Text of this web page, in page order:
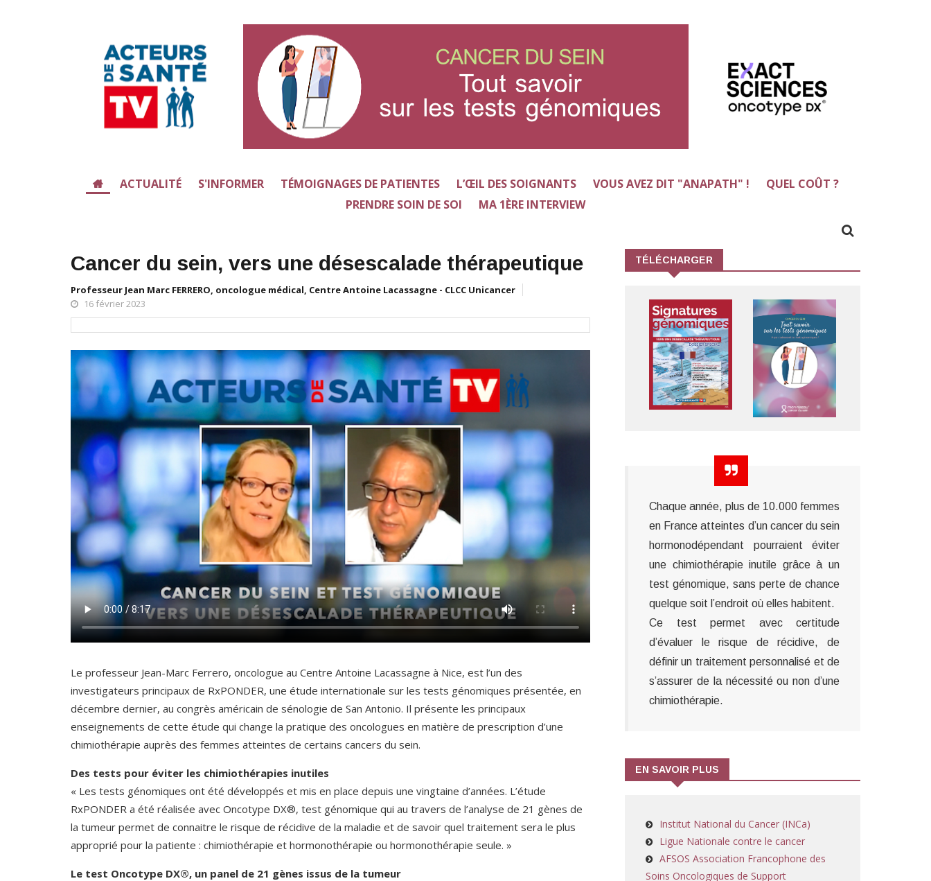
ACTUALITÉ S'INFORMER TÉMOIGNAGES DE PATIENTES L’ŒIL DES SOIGNANTS VOUS AVEZ DIT "ANAPATH" !
QUEL COÛT ?
PRENDRE SOIN DE SOI
MA 1ÈRE INTERVIEW
Cancer du sein, vers une désescalade thérapeutique
Professeur Jean Marc FERRERO, oncologue médical, Centre Antoine Lacassagne - CLCC Unicancer
16 février 2023
Le professeur Jean-Marc Ferrero, oncologue au Centre Antoine Lacassagne à Nice, est l’un des
investigateurs principaux de RxPONDER, une étude internationale sur les tests génomiques présentée, en
décembre dernier, au congrès américain de sénologie de San Antonio. Il présente les principaux
enseignements de cette étude qui change la pratique des oncologues en matière de prescription d’une
chimiothérapie auprès des femmes atteintes de certains cancers du sein.
Des tests pour éviter les chimiothérapies inutiles
« Les tests génomiques ont été développés et mis en place depuis une vingtaine d’années. L’étude
RxPONDER a été réalisée avec Oncotype DX®, test génomique qui au travers de l’analyse de 21 gènes de
la tumeur permet de connaitre le risque de récidive de la maladie et de savoir quel traitement sera le plus
approprié pour la patiente : chimiothérapie et hormonothérapie ou hormonothérapie seule. »
Le test Oncotype DX®, un panel de 21 gènes issus de la tumeur
TÉLÉCHARGER
Chaque année, plus de 10.000 femmes
en France atteintes d’un cancer du sein
hormonodépendant pourraient éviter
une chimiothérapie inutile grâce à un
test génomique, sans perte de chance
quelque soit l’endroit où elles habitent.
Ce test permet avec certitude
d’évaluer le risque de récidive, de
définir un traitement personnalisé et de
s’assurer de la nécessité ou non d’une
chimiothérapie.
EN SAVOIR PLUS
Institut National du Cancer (INCa)
Ligue Nationale contre le cancer
AFSOS Association Francophone des
Soins Oncologiques de Support